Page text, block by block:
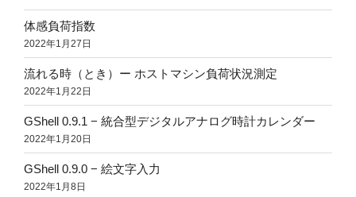
体感負荷指数
2022年1月27日
流れる時（とき）ー ホストマシン負荷状況測定
2022年1月22日
GShell 0.9.1 − 統合型デジタルアナログ時計カレンダー
2022年1月20日
GShell 0.9.0 − 絵文字入力
2022年1月8日